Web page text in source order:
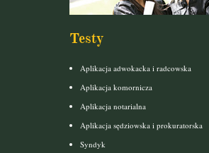
Testy
Aplikacja adwokacka i radcowska
Aplikacja komornicza
Aplikacja notarialna
Aplikacja sędziowska i prokuratorska
Syndyk